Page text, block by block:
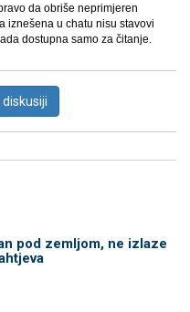
da obriše neprimjeren
iznešena u chatu nisu stavovi
dostupna samo za čitanje.
diskusiji
pod zemljom, ne izlaze